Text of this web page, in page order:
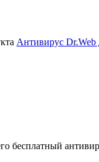
Антивирус Dr.Web
бесплатный